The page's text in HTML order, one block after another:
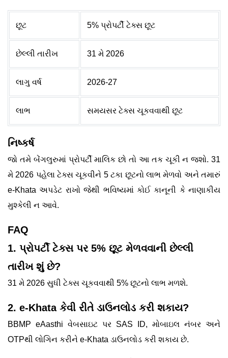
છૂટ 5% પ્રોપર્ટી ટેક્સ છૂટ
છેલ્લી તારીખ 31 મે 2026
લાગુ વર્ષ 2026-27
લાભ સમયસર ટેક્સ ચૂકવવાથી છૂટ
નિષ્કર્ષ
જો તમે બેંગલુરુમાં પ્રોપર્ટી માલિક છો તો આ તક ચૂકી ન જશો. 31
મે 2026 પહેલા ટેક્સ ચૂકવીને 5 ટકા છૂટનો લાભ મેળવો અને તમારું
e-Khata અપડેટ રાખો જેથી ભવિષ્યમાં કોઈ કાનૂની કે નાણાકીય
મુશ્કેલી ન આવે.
FAQ
1. પ્રોપર્ટી ટેક્સ પર 5% છૂટ મેળવવાની છેલ્લી
તારીખ શું છે?
31 મે 2026 સુધી ટેક્સ ચૂકવવાથી 5% છૂટનો લાભ મળશે.
2. e-Khata કેવી રીતે ડાઉનલોડ કરી શકાય?
BBMP eAasthi વેબસાઇટ પર SAS ID, મોબાઇલ નંબર અને
OTPથી લોગિન કરીને e-Khata ડાઉનલોડ કરી શકાય છે.